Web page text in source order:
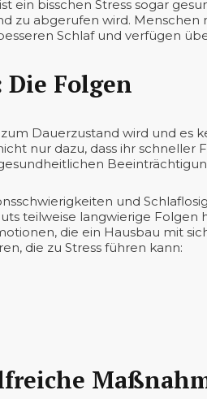
ein bisschen Stress sogar
zu abgerufen wird. Menschen
Schlaf und verfügen
Die Folgen
Dauerzustand wird und es
nur dazu, dass ihr schneller
und
teilweise langwierige Folgen
die ein Hausbau mit
die zu Stress führen kann: